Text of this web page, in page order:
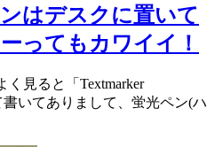
はデスクに置いて
ってもカワイイ！
見ると「Textmarker
書いてありまして、蛍光ペン(ハ